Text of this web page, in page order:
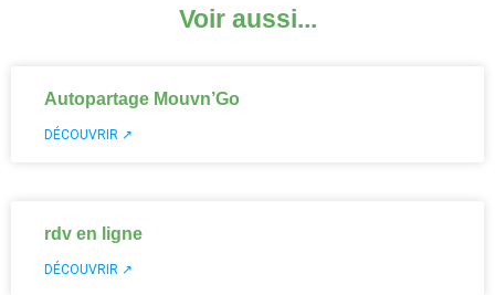
Voir aussi...
Autopartage Mouvn’Go
DÉCOUVRIR ↗
rdv en ligne
DÉCOUVRIR ↗